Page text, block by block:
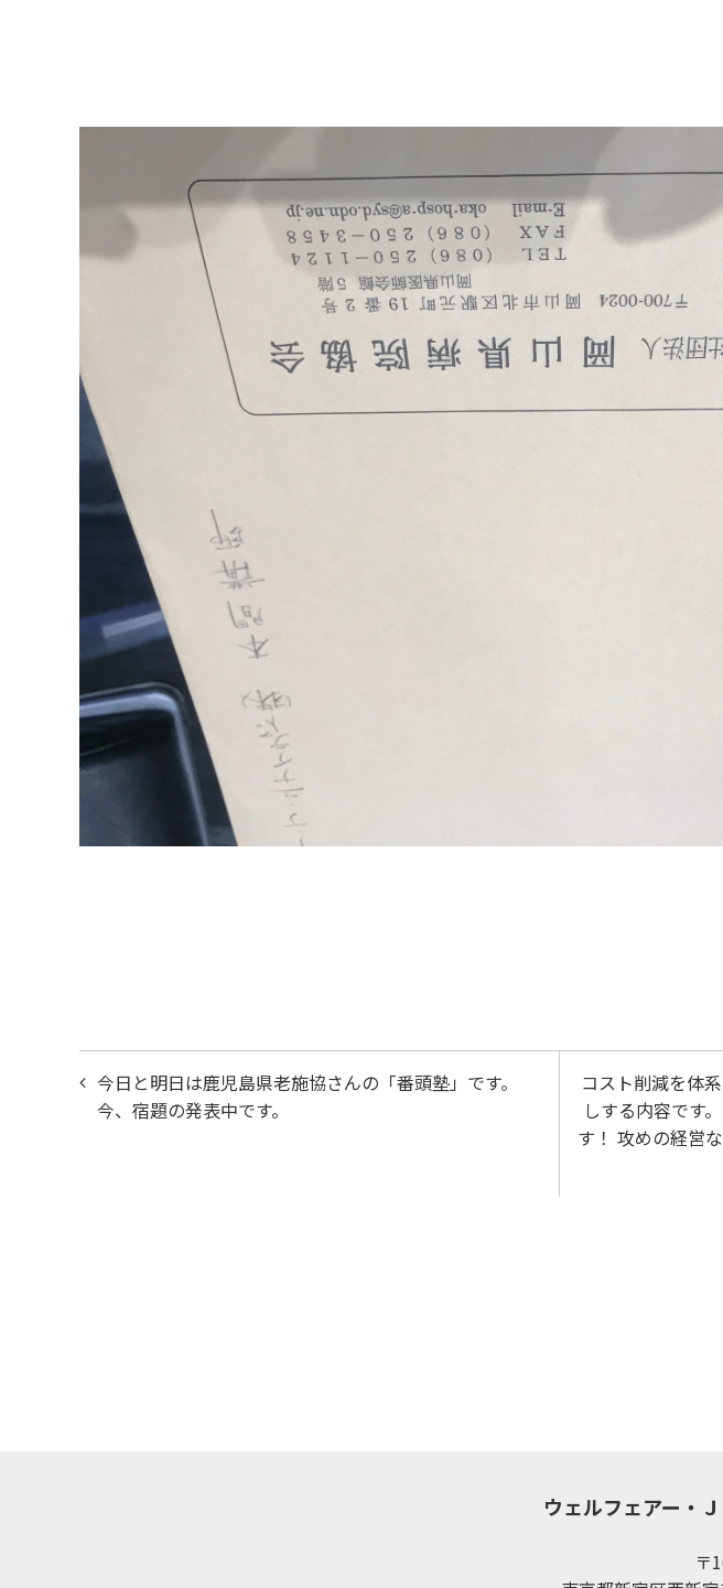
投
稿
コスト削減を体
しする内容です
す！ 攻めの経営
今日と明日は鹿児島県老施協さんの「番頭塾」です。
今、宿題の発表中です。
ウェルフェアー・
〒